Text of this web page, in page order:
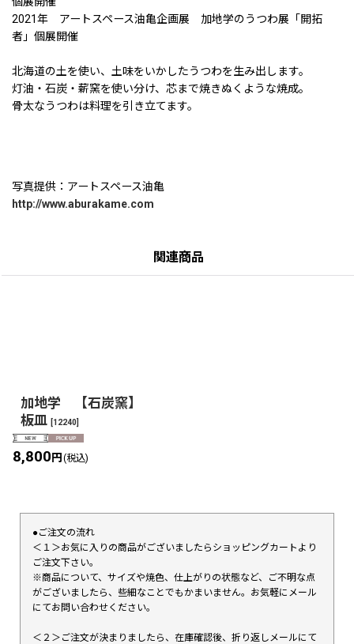
2021年 アートスペース油亀企画展 加地学のうつわ展「開拓
者」個展開催
北海道の土を使い、土味をいかしたうつわを生み出します。
灯油・石炭・薪窯を使い分け、芯まで焼きぬくような焼成。
骨太なうつわは料理を引き立てます。
写真提供：アートスペース油亀
http://www.aburakame.com
関連商品
加地学 【石炭窯】
板皿 [12240]
8,800円 (税込)
●ご注文の流れ
＜１＞お気に入りの商品がございましたらショッピングカートより
ご注文下さい。
※商品について、サイズや焼色、仕上がりの状態など、ご不明な点
がございましたら、些細なことでもかまいません。お気軽にメール
にてお問い合わせください。
＜２＞ご注文が決まりましたら、在庫確認後、折り返しメールにて